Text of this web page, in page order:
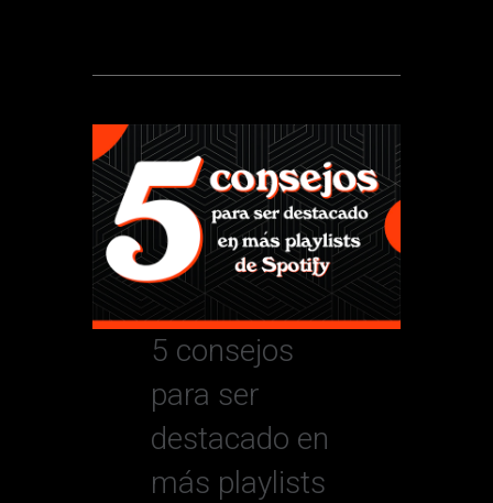
5 consejos
para ser
destacado en
más playlists